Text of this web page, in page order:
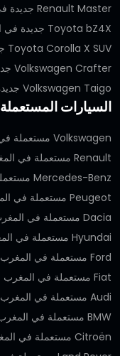
Renault Master جديدة في المغرب
Toyota bZ4X جديدة في المغرب
Toyota Corolla X SUV جديدة في المغرب
Volkswagen Crafter جديدة في المغرب
Volkswagen Taigo جديدة في المغرب
السيارات المستعملة
Volkswagen مستعملة في المغرب
Renault مستعملة في المغرب
Mercedes-Benz مستعملة في المغرب
Peugeot مستعملة في المغرب
Dacia مستعملة في المغرب
Hyundai مستعملة في المغرب
Ford مستعملة في المغرب
Fiat مستعملة في المغرب
Audi مستعملة في المغرب
BMW مستعملة في المغرب
Citroën مستعملة في المغرب